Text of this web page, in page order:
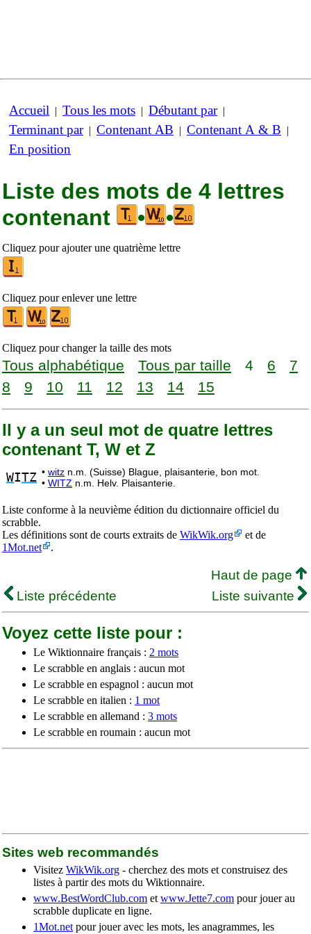
Accueil | Tous les mots | Débutant par|
Terminant par| Contenant AB | Contenant A & B |
En position
Liste des mots de 4 lettres
contenant
• •
Cliquez pour ajouter une quatrième lettre
Cliquez pour enlever une lettre
Cliquez pour changer la taille des mots
Tous alphabétique Tous par taille 4 6
7
8
9 10 11 12 13 14 15
Il y a un seul mot de quatre lettres
contenant T, W et Z
WITZ • witz n.m. (Suisse) Blague, plaisanterie, bon mot.
• WITZ n.m. Helv. Plaisanterie.
Liste conforme à la neuvième édition du dictionnaire officiel du
scrabble.
Les définitions sont de courts extraits de WikWik.org
et de
1Mot.net
.
Haut de page
Liste précédente
Liste suivante
Voyez cette liste pour :
Le Wiktionnaire français : 2 mots
Le scrabble en anglais : aucun mot
Le scrabble en espagnol : aucun mot
Le scrabble en italien : 1 mot
Le scrabble en allemand : 3 mots
Le scrabble en roumain : aucun mot
Sites web recommandés
Visitez WikWik.org - cherchez des mots et construisez des
listes à partir des mots du Wiktionnaire.
www.BestWordClub.com et www.Jette7.com pour jouer au
scrabble duplicate en ligne.
1Mot.net pour jouer avec les mots, les anagrammes, les